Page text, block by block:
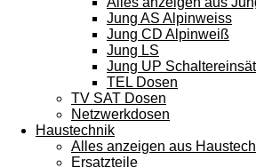
Jung AS Alpinweiss
Jung CD Alpinweiß
Jung LS
Jung UP
TEL Dosen
TV SAT Dosen
Netzwerkdosen
Haustechnik
Alles anzeigen aus
Ersatzteile